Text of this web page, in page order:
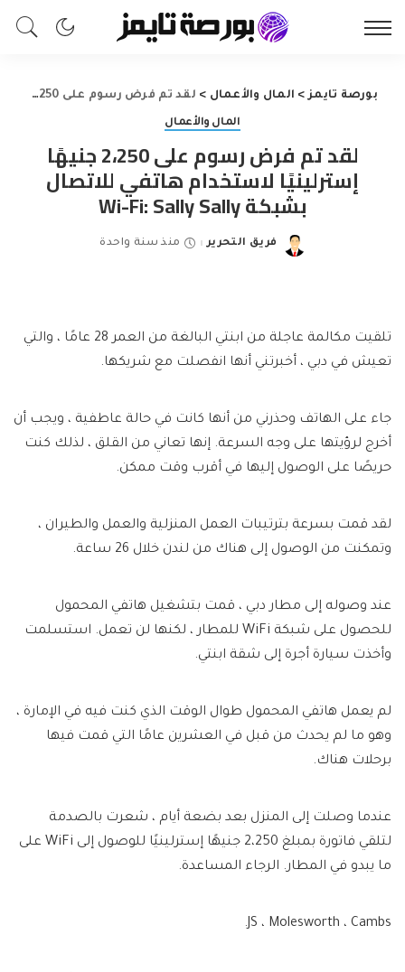
بورصة تايمز> المال والأعمال > لقد تم فرض رسوم على 2،250 جنيهًا إسترلينيًا لاستخدام هاتفي للاتصال بشبكة Wi-Fi: Sally Sally
المال والأعمال
لقد تم فرض رسوم على 2،250 جنيهًا
إسترلينيًا لاستخدام هاتفي للاتصال
بشبكة Wi-Fi: Sally Sally
Posted
فريق التحرير منذ سنة واحدة
تلقيت مكالمة عاجلة من ابنتي البالغة من العمر 28 عامًا ، والتي
تعيش في دبي ، أخبرتني أنها انفصلت مع شريكها.
جاء على الهاتف وحذرني من أنها كانت في حالة عاطفية ، ويجب أن
أخرج لرؤيتها على وجه السرعة. إنها تعاني من القلق ، لذلك كنت
حريصًا على الوصول إليها في أقرب وقت ممكن.
لقد قمت بسرعة بترتيبات العمل المنزلية والعمل والطيران ،
وتمكنت من الوصول إلى هناك من لندن خلال 26 ساعة.
عند وصوله إلى مطار دبي ، قمت بتشغيل هاتفي المحمول
للحصول على شبكة WiFi للمطار ، لكنها لن تعمل. استسلمت
وأخذت سيارة أجرة إلى شقة ابنتي.
لم يعمل هاتفي المحمول طوال الوقت الذي كنت فيه في الإمارة ،
وهو ما لم يحدث من قبل في العشرين عامًا التي قمت فيها
برحلات هناك.
عندما وصلت إلى المنزل بعد بضعة أيام ، شعرت بالصدمة
لتلقي فاتورة بمبلغ 2،250 جنيهًا إسترلينيًا للوصول إلى WiFi على
ما يبدو في المطار. الرجاء المساعدة.
JS ، Molesworth ، Cambs.